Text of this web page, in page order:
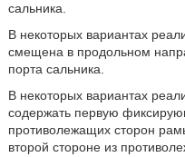
сальника.
В некоторых вариантах
смещена в продольном
порта сальника.
В некоторых вариантах
содержать первую
противолежащих сторон
второй стороне из